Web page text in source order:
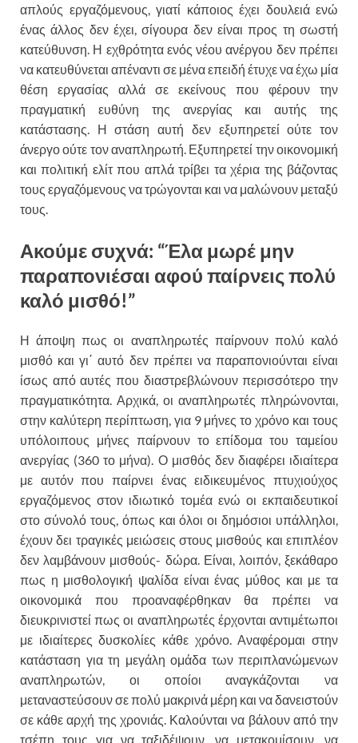
απλούς εργαζόμενους, γιατί κάποιος έχει δουλειά ενώ
ένας άλλος δεν έχει, σίγουρα δεν είναι προς τη σωστή
κατεύθυνση. Η εχθρότητα ενός νέου ανέργου δεν πρέπει
να κατευθύνεται απέναντι σε μένα επειδή έτυχε να έχω μία
θέση εργασίας αλλά σε εκείνους που φέρουν την
πραγματική ευθύνη της ανεργίας και αυτής της
κατάστασης. Η στάση αυτή δεν εξυπηρετεί ούτε τον
άνεργο ούτε τον αναπληρωτή. Εξυπηρετεί την οικονομική
και πολιτική ελίτ που απλά τρίβει τα χέρια της βάζοντας
τους εργαζόμενους να τρώγονται και να μαλώνουν μεταξύ
τους.
Ακούμε συχνά: “Έλα μωρέ μην
παραπονιέσαι αφού παίρνεις πολύ
καλό μισθό!”
Η άποψη πως οι αναπληρωτές παίρνουν πολύ καλό
μισθό και γι΄ αυτό δεν πρέπει να παραπονιούνται είναι
ίσως από αυτές που διαστρεβλώνουν περισσότερο την
πραγματικότητα. Αρχικά, οι αναπληρωτές πληρώνονται,
στην καλύτερη περίπτωση, για 9 μήνες το χρόνο και τους
υπόλοιπους μήνες παίρνουν το επίδομα του ταμείου
ανεργίας (360 το μήνα). Ο μισθός δεν διαφέρει ιδιαίτερα
με αυτόν που παίρνει ένας ειδικευμένος πτυχιούχος
εργαζόμενος στον ιδιωτικό τομέα ενώ οι εκπαιδευτικοί
στο σύνολό τους, όπως και όλοι οι δημόσιοι υπάλληλοι,
έχουν δει τραγικές μειώσεις στους μισθούς και επιπλέον
δεν λαμβάνουν μισθούς- δώρα. Είναι, λοιπόν, ξεκάθαρο
πως η μισθολογική ψαλίδα είναι ένας μύθος και με τα
οικονομικά που προαναφέρθηκαν θα πρέπει να
διευκρινιστεί πως οι αναπληρωτές έρχονται αντιμέτωποι
με ιδιαίτερες δυσκολίες κάθε χρόνο. Αναφέρομαι στην
κατάσταση για τη μεγάλη ομάδα των περιπλανώμενων
αναπληρωτών, οι οποίοι αναγκάζονται να
μεταναστεύσουν σε πολύ μακρινά μέρη και να δανειστούν
σε κάθε αρχή της χρονιάς. Καλούνται να βάλουν από την
τσέπη τους για να ταξιδέψουν, να μετακομίσουν, να